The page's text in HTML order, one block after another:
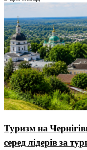
Туризм на
серед лідерів за